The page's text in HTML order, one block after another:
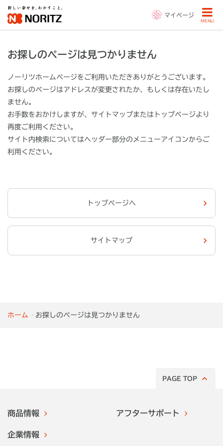
マイページ
MENU
ホーム お探しのページは見つかりません
お探しのページは見つかりません
ノーリツホームページをご利用いただきありがとうございます。
お探しのページはアドレスが変更されたか、もしくは存在いたし
ません。
お手数をおかけしますが、サイトマップまたはトップページより
再度ご利用ください。
サイト内検索についてはヘッダー部分の メニューアイコンからご
利用ください。
トップページへ
サイトマップ
PAGE TOP
商品情報 アフターサポート
企業情報